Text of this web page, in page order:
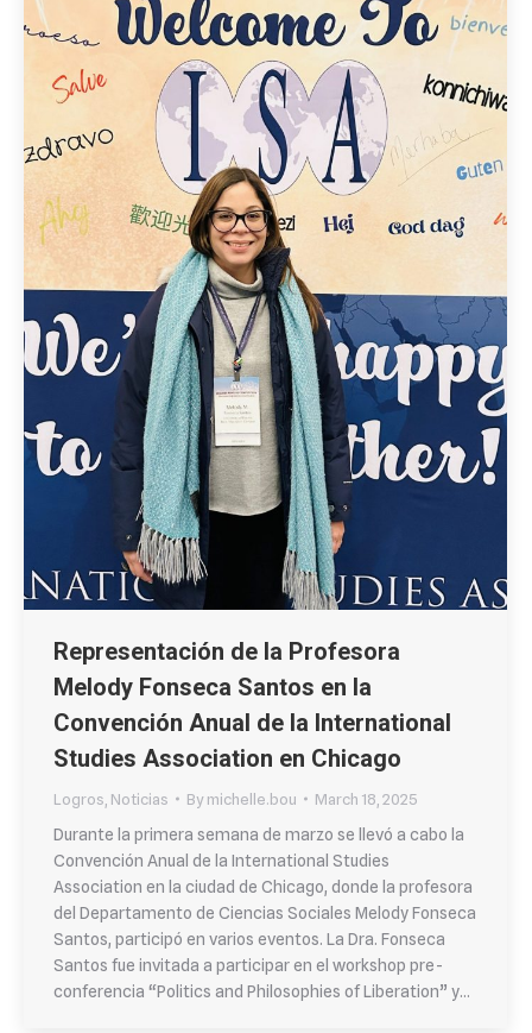
Representación de la Profesora
Melody Fonseca Santos en la
Convención Anual de la International
Studies Association en Chicago
Logros Noticias Bymichelle.bou
March 18, 2025
Durante la primera semana de marzo se llevó a cabo la
Convención Anual de la International Studies
Association en la ciudad de Chicago, donde la profesora
del Departamento de Ciencias Sociales Melody Fonseca
Santos, participó en varios eventos. La Dra. Fonseca
Santos fue invitada a participar en el workshop pre-
conferencia “Politics and Philosophies of Liberation” y…